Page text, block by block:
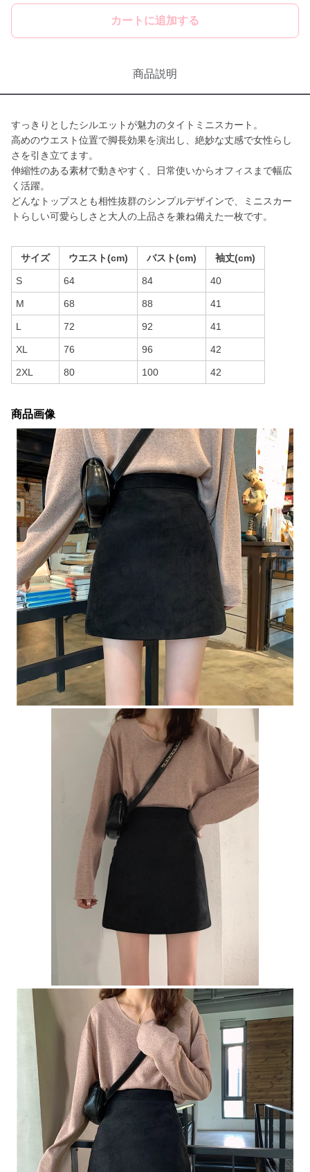
カートに追加する
商品説明
すっきりとしたシルエットが魅力のタイトミニスカート。
高めのウエスト位置で脚長効果を演出し、絶妙な丈感で女性らし
さを引き立てます。
伸縮性のある素材で動きやすく、日常使いからオフィスまで幅広
く活躍。
どんなトップスとも相性抜群のシンプルデザインで、ミニスカー
トらしい可愛らしさと大人の上品さを兼ね備えた一枚です。
サイズ ウエスト(cm) バスト(cm) 袖丈(cm)
S 64 84 40
M 68 88 41
L 72 92 41
XL 76 96 42
2XL 80 100 42
商品画像